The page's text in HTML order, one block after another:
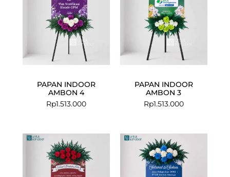
PAPAN INDOOR
AMBON 4
Rp1.513.000
PAPAN INDOOR
AMBON 3
Rp1.513.000